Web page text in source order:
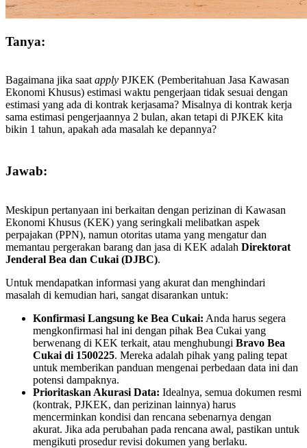
Tanya:
Bagaimana jika saatapply PJKEK (Pemberitahuan Jasa Kawasan
Ekonomi Khusus) estimasi waktu pengerjaan tidak sesuai dengan
estimasi yang ada di kontrak kerjasama? Misalnya di kontrak kerja
sama estimasi pengerjaannya 2 bulan, akan tetapi di PJKEK kita
bikin 1 tahun, apakah ada masalah ke depannya?
Jawab:
Meskipun pertanyaan ini berkaitan dengan perizinan di Kawasan
Ekonomi Khusus (KEK) yang seringkali melibatkan aspek
perpajakan (PPN), namun otoritas utama yang mengatur dan
memantau pergerakan barang dan jasa di KEK adalah Direktorat
Jenderal Bea dan Cukai (DJBC).
Untuk mendapatkan informasi yang akurat dan menghindari
masalah di kemudian hari, sangat disarankan untuk:
Konfirmasi Langsung ke Bea Cukai: Anda harus segera
mengkonfirmasi hal ini dengan pihak Bea Cukai yang
berwenang di KEK terkait, atau menghubungi Bravo Bea
Cukai di 1500225. Mereka adalah pihak yang paling tepat
untuk memberikan panduan mengenai perbedaan data ini dan
potensi dampaknya.
Prioritaskan Akurasi Data: Idealnya, semua dokumen resmi
(kontrak, PJKEK, dan perizinan lainnya) harus
mencerminkan kondisi dan rencana sebenarnya dengan
akurat. Jika ada perubahan pada rencana awal, pastikan untuk
mengikuti prosedur revisi dokumen yang berlaku.